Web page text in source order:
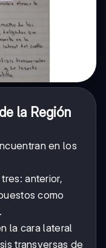
la Región
en los
anterior,
como
la cara lateral
transversas de